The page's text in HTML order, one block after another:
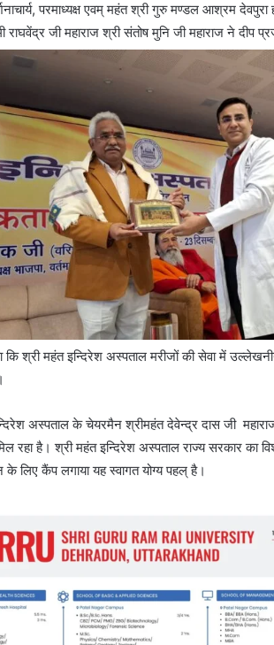
परमाध्यक्ष एवम् महंत श्री गुरु मण्डल आश्रम देवपुरा
राघवेंद्र जी महाराज श्री संतोष मुनि जी महाराज ने दीप
श्री महंत इन्दिरेश अस्पताल मरीजों की सेवा में
अस्पताल के चेयरमैन श्रीमहंत देवेन्द्र दास जी
रहा है। श्री महंत इन्दिरेश अस्पताल राज्य सरकार का
लिए कैंप लगाया यह स्वागत योग्य पहल् है।